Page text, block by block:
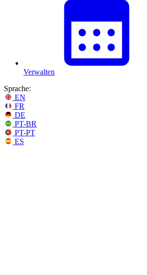
Verwalten
Sprache:
EN
FR
DE
PT-BR
PT-PT
ES